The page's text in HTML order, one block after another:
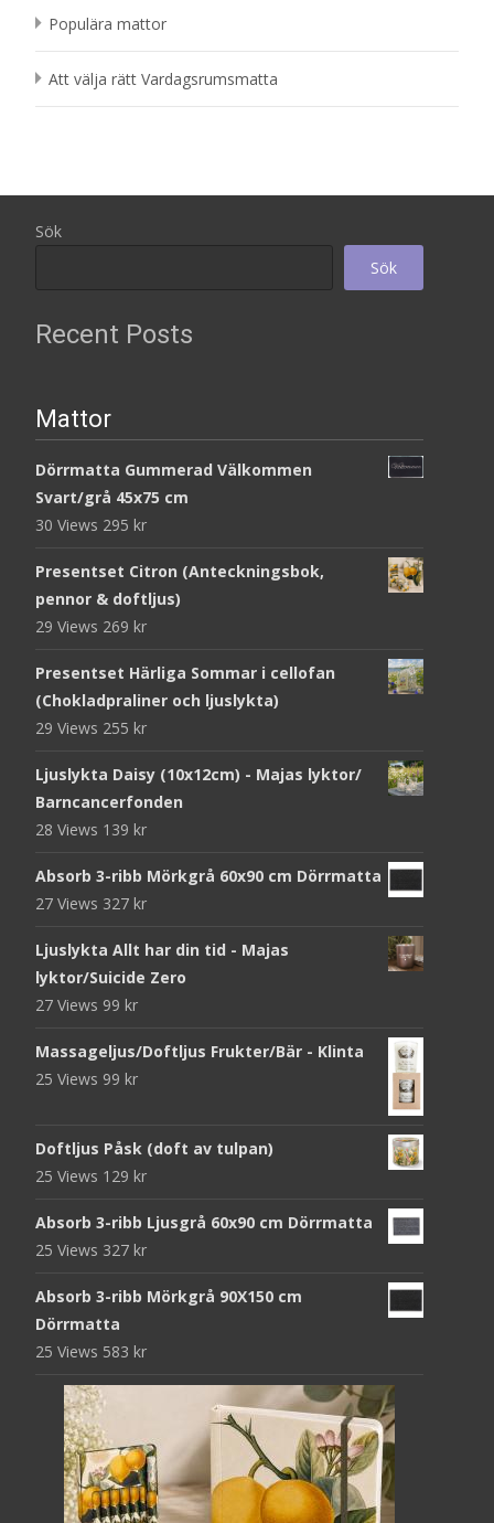
Populära mattor
Att välja rätt Vardagsrumsmatta
Sök
Sök
Recent Posts
Mattor
Dörrmatta Gummerad Välkommen
Svart/grå 45x75 cm
30 Views 295 kr
Presentset Citron (Anteckningsbok,
pennor & doftljus)
29 Views 269 kr
Presentset Härliga Sommar i cellofan
(Chokladpraliner och ljuslykta)
29 Views 255 kr
Ljuslykta Daisy (10x12cm) - Majas lyktor/
Barncancerfonden
28 Views 139 kr
Absorb 3-ribb Mörkgrå 60x90 cm Dörrmatta
27 Views 327 kr
Ljuslykta Allt har din tid - Majas
lyktor/Suicide Zero
27 Views 99 kr
Massageljus/Doftljus Frukter/Bär - Klinta
25 Views 99 kr
Doftljus Påsk (doft av tulpan)
25 Views 129 kr
Absorb 3-ribb Ljusgrå 60x90 cm Dörrmatta
25 Views 327 kr
Absorb 3-ribb Mörkgrå 90X150 cm
Dörrmatta
25 Views 583 kr